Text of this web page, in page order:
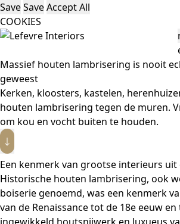
SaveSaveAccept All
COOKIES
Massief houten lambrisering is nooit
geweest
Kerken, kloosters, kastelen,
houten lambrisering tegen de muren.
om kou en vocht buiten te houden.
Een kenmerk van grootse interieurs uit
Historische houten lambrisering, ook
boiserie genoemd, was een kenmerk
van de Renaissance tot de 18e eeuw